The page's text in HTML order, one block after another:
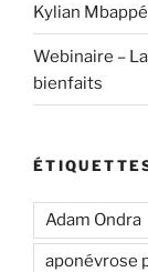
Kylian
Webinaire –
bienfaits
Adam Ondra
aponévrose